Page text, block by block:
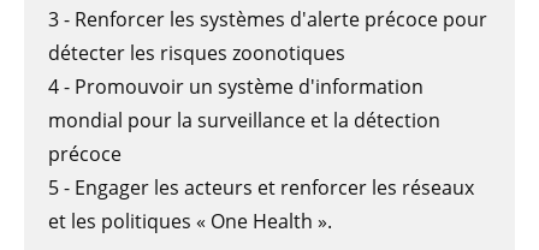
3 - Renforcer les systèmes d'alerte précoce pour
détecter les risques zoonotiques
4 - Promouvoir un système d'information
mondial pour la surveillance et la détection
précoce
5 - Engager les acteurs et renforcer les réseaux
et les politiques « One Health ».